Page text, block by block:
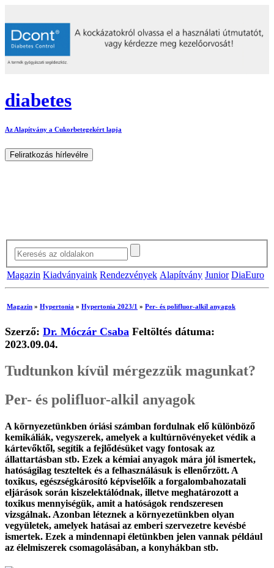
diabetes
Az Alapítvány a Cukorbetegekért lapja
Magazin Kiadványaink Rendezvények Alapítvány Junior DiaEuro
Magazin » Hypertonia » Hypertonia 2023/1 » Per- és polifluor-alkil anyagok
Szerző: Dr. Móczár Csaba Feltöltés dátuma:
2023.09.04.
Tudtunkon kívül mérgezzük magunkat?
Per- és polifluor-alkil anyagok
A környezetünkben óriási számban fordulnak elő különböző
kemikáliák, vegyszerek, amelyek a kultúrnövényeket védik a
kártevőktől, segítik a fejlődésüket vagy fontosak az
állattartásban stb. Ezek a kémiai anyagok mára jól ismertek,
hatóságilag teszteltek és a felhasználásuk is ellenőrzött. A
toxikus, egészségkárosító képviselőik a forgalombahozatali
eljárások során kiszelektálódnak, illetve meghatározott a
toxikus mennyiségük, amit a hatóságok rendszeresen
vizsgálnak. Azonban léteznek a környezetünkben olyan
vegyületek, amelyek hatásai az emberi szervezetre kevésbé
ismertek. Ezek a mindennapi életünkben jelen vannak például
az élelmiszerek csomagolásában, a konyhákban stb.